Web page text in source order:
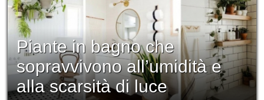
Piante in bagno che
sopravvivono all’umidità e
alla scarsità di luce